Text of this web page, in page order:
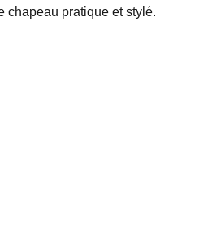
chapeau pratique et stylé.